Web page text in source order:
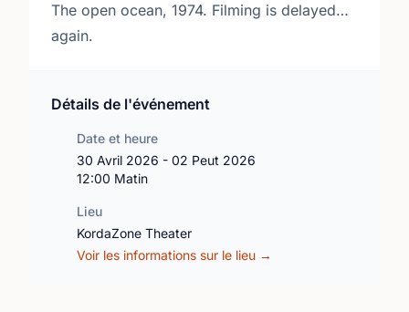
The open ocean, 1974. Filming is delayed…
again.
Détails de l'événement
Date et heure
30 Avril 2026 - 02 Peut 2026
12:00 Matin
Lieu
KordaZone Theater
Voir les informations sur le lieu →